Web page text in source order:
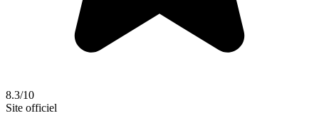
8.3/10
Site officiel